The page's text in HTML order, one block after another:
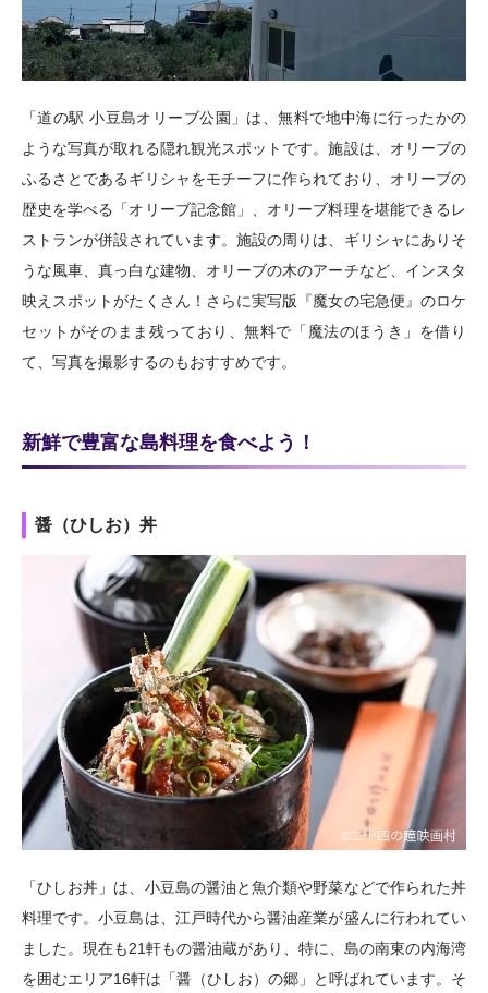
「道の駅 小豆島オリーブ公園」は、無料で地中海に行ったかの
ような写真が取れる隠れ観光スポットです。施設は、オリーブの
ふるさとであるギリシャをモチーフに作られており、オリーブの
歴史を学べる「オリーブ記念館」、オリーブ料理を堪能できるレ
ストランが併設されています。施設の周りは、ギリシャにありそ
うな風車、真っ白な建物、オリーブの木のアーチなど、インスタ
映えスポットがたくさん！さらに実写版『魔女の宅急便』のロケ
セットがそのまま残っており、無料で「魔法のほうき」を借り
て、写真を撮影するのもおすすめです。
新鮮で豊富な島料理を食べよう！
醤（ひしお）丼
「ひしお丼」は、小豆島の醤油と魚介類や野菜などで作られた丼
料理です。小豆島は、江戸時代から醤油産業が盛んに行われてい
ました。現在も21軒もの醤油蔵があり、特に、島の南東の内海湾
を囲むエリア16軒は「醤（ひしお）の郷」と呼ばれています。そ